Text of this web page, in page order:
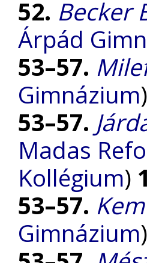
52. Becker
Árpád
53–57.
Gimnázium)
53–57.
Madas
Kollégium)
53–57.
Gimnázium)